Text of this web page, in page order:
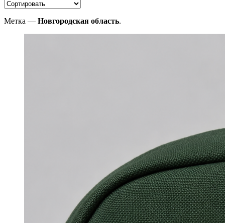
Метка — Новгородская область.